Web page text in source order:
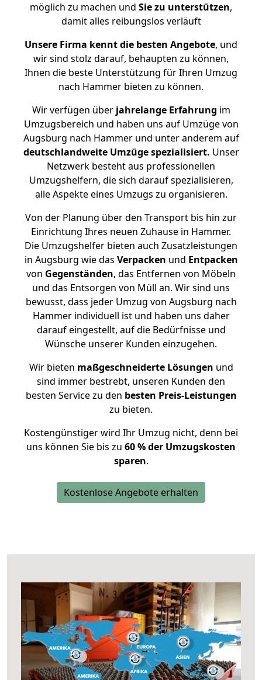
möglich zu machen und Sie zu unterstützen,
damit alles reibungslos verläuft
Unsere Firma kennt die besten Angebote, und
wir sind stolz darauf, behaupten zu können,
Ihnen die beste Unterstützung für Ihren Umzug
nach Hammer bieten zu können.
Wir verfügen überjahrelange Erfahrung im
Umzugsbereich und haben uns auf Umzüge von
Augsburg nach Hammer und unter anderem auf
deutschlandweite Umzüge spezialisiert. Unser
Netzwerk besteht aus professionellen
Umzugshelfern, die sich darauf spezialisieren,
alle Aspekte eines Umzugs zu organisieren.
Von der Planung über den Transport bis hin zur
Einrichtung Ihres neuen Zuhause in Hammer.
Die Umzugshelfer bieten auch Zusatzleistungen
in Augsburg wie das Verpacken und Entpacken
von Gegenständen, das Entfernen von Möbeln
und das Entsorgen von Müll an. Wir sind uns
bewusst, dass jeder Umzug von Augsburg nach
Hammer individuell ist und haben uns daher
darauf eingestellt, auf die Bedürfnisse und
Wünsche unserer Kunden einzugehen.
Wir bieten maßgeschneiderte Lösungen und
sind immer bestrebt, unseren Kunden den
besten Service zu den besten Preis-Leistungen
zu bieten.
Kostengünstiger wird Ihr Umzug nicht, denn bei
uns können Sie bis zu 60 % der Umzugskosten
sparen.
Kostenlose Angebote erhalten